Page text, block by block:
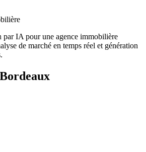
IA pour une agence immobilière
de marché en temps réel et génération
Bordeaux